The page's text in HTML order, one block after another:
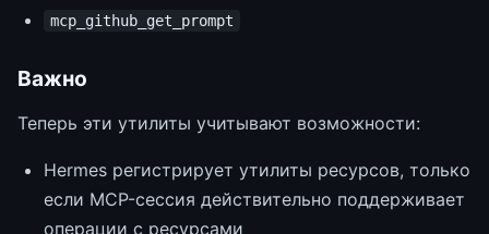
mcp_github_get_prompt
Важно
Теперь эти утилиты учитывают возможности:
Hermes регистрирует утилиты ресурсов, только
если MCP-сессия действительно поддерживает
операции с ресурсами